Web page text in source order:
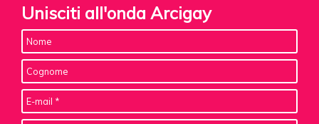
Unisciti all'onda Arcigay